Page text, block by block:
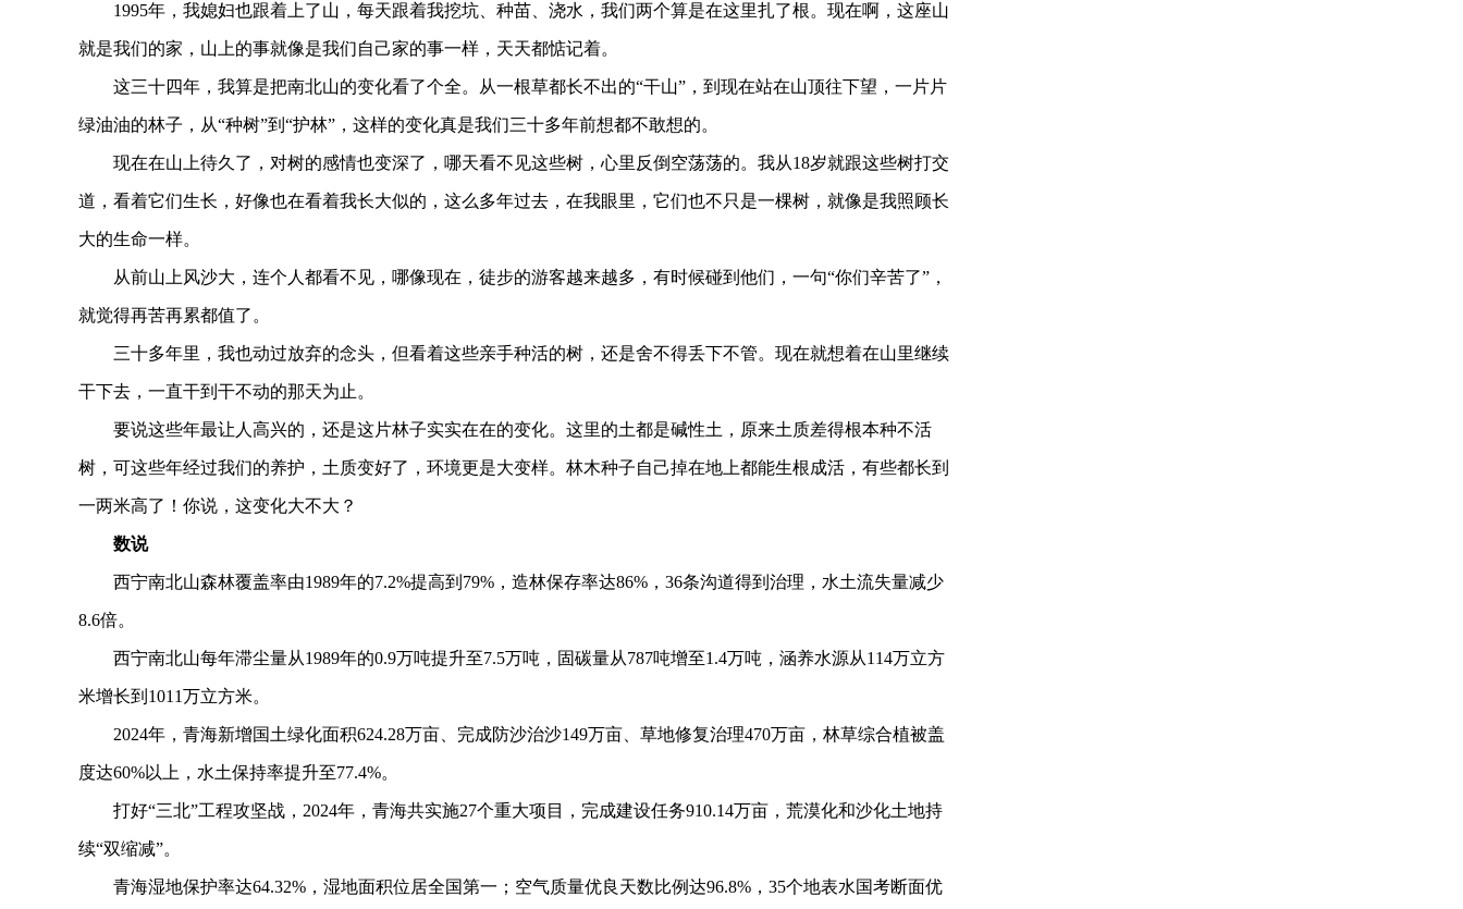
1995年，我媳妇也跟着上了山，每天跟着我挖坑、种苗、浇水，我们两个算是在这里扎了根。现在啊，这座山
就是我们的家，山上的事就像是我们自己家的事一样，天天都惦记着。
这三十四年，我算是把南北山的变化看了个全。从一根草都长不出的“干山”，到现在站在山顶往下望，一片片
绿油油的林子，从“种树”到“护林”，这样的变化真是我们三十多年前想都不敢想的。
现在在山上待久了，对树的感情也变深了，哪天看不见这些树，心里反倒空荡荡的。我从18岁就跟这些树打交
道，看着它们生长，好像也在看着我长大似的，这么多年过去，在我眼里，它们也不只是一棵树，就像是我照顾长
大的生命一样。
从前山上风沙大，连个人都看不见，哪像现在，徒步的游客越来越多，有时候碰到他们，一句“你们辛苦了”，
就觉得再苦再累都值了。
三十多年里，我也动过放弃的念头，但看着这些亲手种活的树，还是舍不得丢下不管。现在就想着在山里继续
干下去，一直干到干不动的那天为止。
要说这些年最让人高兴的，还是这片林子实实在在的变化。这里的土都是碱性土，原来土质差得根本种不活
树，可这些年经过我们的养护，土质变好了，环境更是大变样。林木种子自己掉在地上都能生根成活，有些都长到
一两米高了！你说，这变化大不大？
数说
西宁南北山森林覆盖率由1989年的7.2%提高到79%，造林保存率达86%，36条沟道得到治理，水土流失量减少
8.6倍。
西宁南北山每年滞尘量从1989年的0.9万吨提升至7.5万吨，固碳量从787吨增至1.4万吨，涵养水源从114万立方
米增长到1011万立方米。
2024年，青海新增国土绿化面积624.28万亩、完成防沙治沙149万亩、草地修复治理470万亩，林草综合植被盖
度达60%以上，水土保持率提升至77.4%。
打好“三北”工程攻坚战，2024年，青海共实施27个重大项目，完成建设任务910.14万亩，荒漠化和沙化土地持
续“双缩减”。
青海湿地保护率达64.32%，湿地面积位居全国第一；空气质量优良天数比例达96.8%，35个地表水国考断面优